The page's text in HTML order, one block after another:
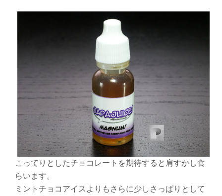
こってりとしたチョコレートを期待すると肩すかし食
らいます。
ミントチョコアイスよりもさらに少しさっぱりとして